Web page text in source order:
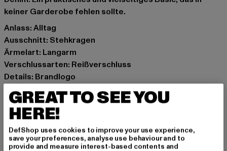
keiner Garderobe fehlen sollte.
Anlass: Alltag
Ausschnitt: Stehkragen
Ärmelart: Langarm
Verschlussarten: Reißverschluss
Details: Brandlogo
Schnitt: Regulär
Marke: Jack and Jones
Kat.: Übergangsjacken
Farbe: schwarz
Hersteller Farbe: black/black/overlay
GREAT TO SEE YOU
HERE!
DefShop uses cookies to improve your use experience,
save your preferences, analyse use behaviour and to
provide and measure interest-based contents and